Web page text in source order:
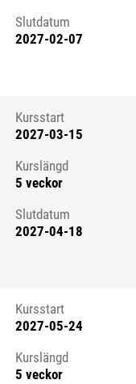
Slutdatum
2027-02-07
Kursstart 6323132
Kursstart
2027-03-15
Kurslängd
5 veckor
Slutdatum
2027-04-18
Kursstart 6323335
Kursstart
2027-05-24
Kurslängd
5 veckor